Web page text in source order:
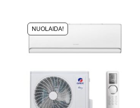
NUOLAIDA!